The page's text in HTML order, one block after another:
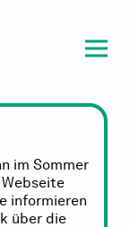
im Sommer
informieren
über die